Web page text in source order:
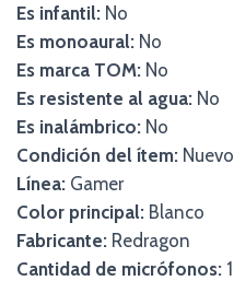
Es infantil: No
Es monoaural: No
Es marca TOM: No
Es resistente al agua: No
Es inalámbrico: No
Condición del ítem: Nuevo
Línea: Gamer
Color principal: Blanco
Fabricante: Redragon
Cantidad de micrófonos: 1